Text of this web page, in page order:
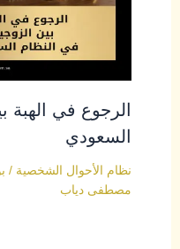
الرجوع في الهبة
السعودي
نظام الأحوال الشخصية /
مصطفى دياب